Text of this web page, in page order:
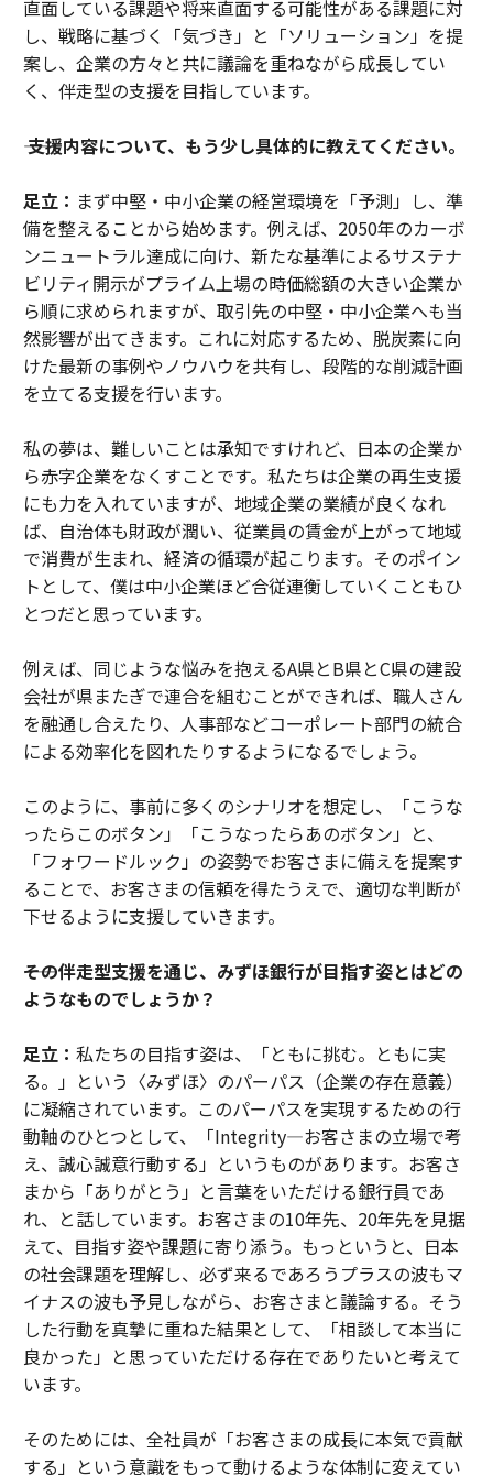
直面している課題や将来直面する可能性がある課題に対
し、戦略に基づく「気づき」と「ソリューション」を提
案し、企業の方々と共に議論を重ねながら成長してい
く、伴走型の支援を目指しています。
―― 支援内容について、もう少し具体的に教えてください。
足立： まず中堅・中小企業の経営環境を「予測」し、準
備を整えることから始めます。例えば、2050年のカーボ
ンニュートラル達成に向け、新たな基準によるサステナ
ビリティ開示がプライム上場の時価総額の大きい企業か
ら順に求められますが、取引先の中堅・中小企業へも当
然影響が出てきます。これに対応するため、脱炭素に向
けた最新の事例やノウハウを共有し、段階的な削減計画
を立てる支援を行います。
私の夢は、難しいことは承知ですけれど、日本の企業か
ら赤字企業をなくすことです。私たちは企業の再生支援
にも力を入れていますが、地域企業の業績が良くなれ
ば、自治体も財政が潤い、従業員の賃金が上がって地域
で消費が生まれ、経済の循環が起こります。そのポイン
トとして、僕は中小企業ほど合従連衡していくこともひ
とつだと思っています。
例えば、同じような悩みを抱えるA県とB県とC県の建設
会社が県またぎで連合を組むことができれば、職人さん
を融通し合えたり、人事部などコーポレート部門の統合
による効率化を図れたりするようになるでしょう。
このように、事前に多くのシナリオを想定し、「こうな
ったらこのボタン」「こうなったらあのボタン」と、
「フォワードルック」の姿勢でお客さまに備えを提案す
ることで、お客さまの信頼を得たうえで、適切な判断が
下せるように支援していきます。
――その伴走型支援を通じ、みずほ銀行が目指す姿とはどの
ようなものでしょうか？
足立： 私たちの目指す姿は、「ともに挑む。ともに実
る。」という〈みずほ〉のパーパス（企業の存在意義）
に凝縮されています。このパーパスを実現するための行
動軸のひとつとして、「Integrity―お客さまの立場で考
え、誠心誠意行動する」というものがあります。お客さ
まから「ありがとう」と言葉をいただける銀行員であ
れ、と話しています。お客さまの10年先、20年先を見据
えて、目指す姿や課題に寄り添う。もっというと、日本
の社会課題を理解し、必ず来るであろうプラスの波もマ
イナスの波も予見しながら、お客さまと議論する。そう
した行動を真摯に重ねた結果として、「相談して本当に
良かった」と思っていただける存在でありたいと考えて
います。
そのためには、全社員が「お客さまの成長に本気で貢献
する」という意識をもって動けるような体制に変えてい